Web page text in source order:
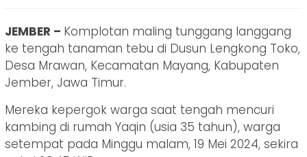
JEMBER – Komplotan maling tunggang langgang
ke tengah tanaman tebu di Dusun Lengkong Toko,
Desa Mrawan, Kecamatan Mayang, Kabupaten
Jember, Jawa Timur.
Mereka kepergok warga saat tengah mencuri
kambing di rumah Yaqin (usia 35 tahun), warga
setempat pada Minggu malam, 19 Mei 2024, sekira